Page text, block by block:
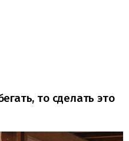
то сделать это